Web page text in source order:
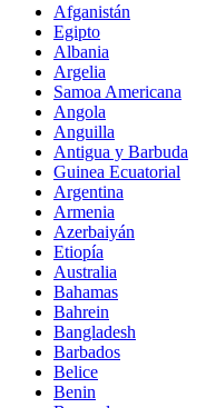
Afganistán
Egipto
Albania
Argelia
Samoa Americana
Angola
Anguilla
Antigua y Barbuda
Guinea Ecuatorial
Argentina
Armenia
Azerbaiyán
Etiopía
Australia
Bahamas
Bahrein
Bangladesh
Barbados
Belice
Benin